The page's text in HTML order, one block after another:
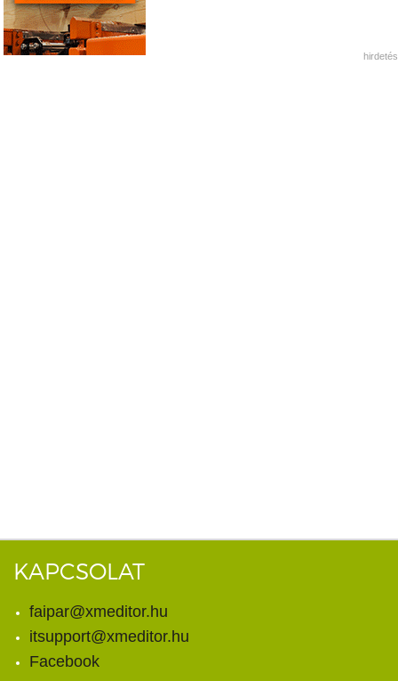
hirdetés
KAPCSOLAT
faipar@xmeditor.hu
itsupport@xmeditor.hu
Facebook